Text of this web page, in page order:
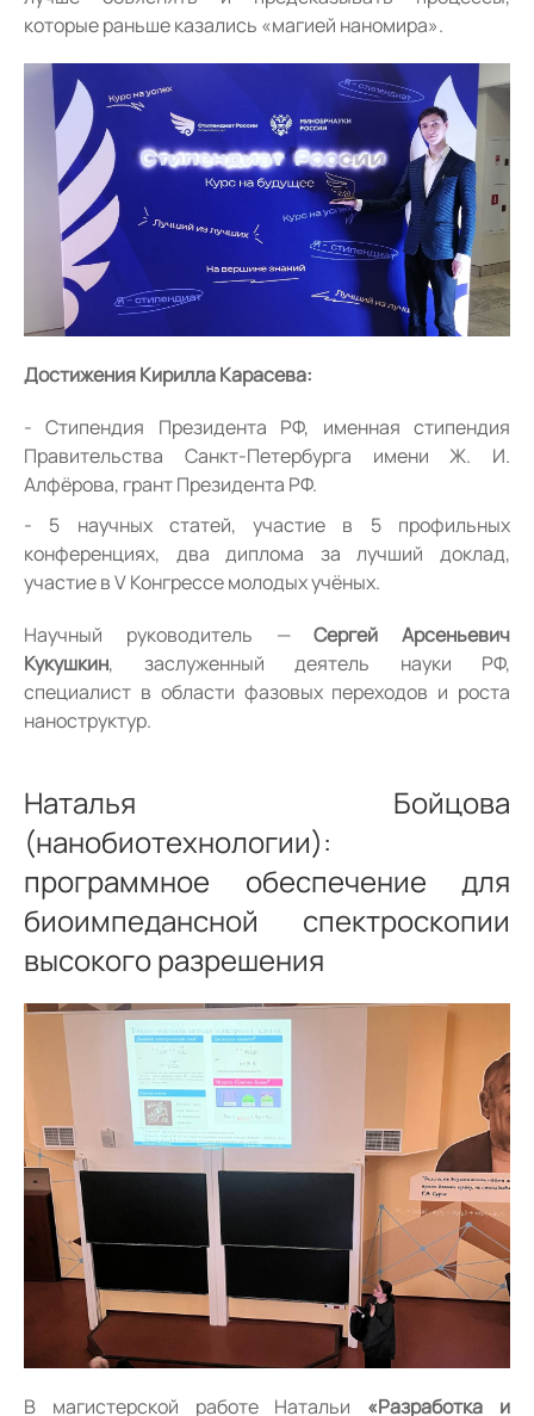
которые раньше казались «магией наномира».
Достижения Кирилла Карасева:
Стипендия Президента РФ, именная стипендия
Правительства Санкт-Петербурга имени Ж. И.
Алфёрова, грант Президента РФ.
5 научных статей, участие в 5 профильных
конференциях, два диплома за лучший доклад,
участие в V Конгрессе молодых учёных.
Научный руководитель —Сергей Арсеньевич
Кукушкин, заслуженный деятель науки РФ,
специалист в области фазовых переходов и роста
наноструктур.
Наталья Бойцова
(нанобиотехнологии):
программное обеспечение для
биоимпедансной спектроскопии
высокого разрешения
В магистерской работе Натальи «Разработка и